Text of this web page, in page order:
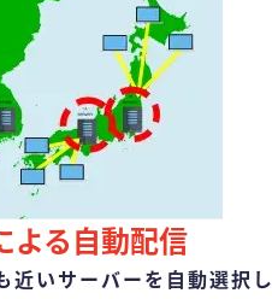
よる自動配信
近いサーバーを自動選択